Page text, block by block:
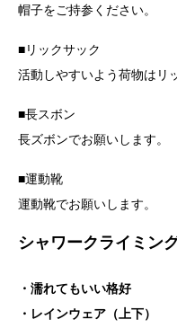
帽子をご持参ください。
■リックサック
活動しやすいよう荷物はリ
■長スボン
長ズボンでお願いします。
■運動靴
運動靴でお願いします。
シャワークライミン
・濡れてもいい格好
・レインウェア（上下）